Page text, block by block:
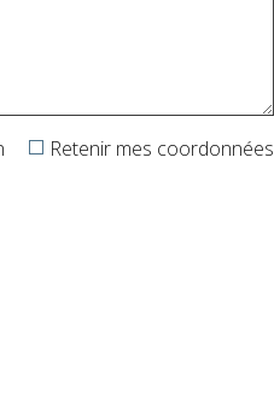
Retenir mes coordonnées